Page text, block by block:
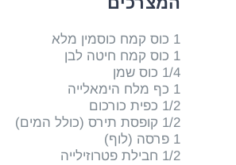
1 כוס קמח כוסמין מלא
1 כוס קמח חיטה לבן
1/4 כוס שמן
1 כף מלח הימאלייה
1/2 כפית כורכום
1/2 קופסת תירס (כולל המים)
1 פרסה (לוף)
1/2 חבילת פטרוזילייה